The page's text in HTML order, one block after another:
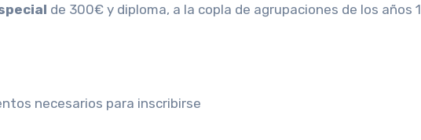
de 300€ y diploma, a la copla de agrupaciones de los años
necesarios para inscribirse